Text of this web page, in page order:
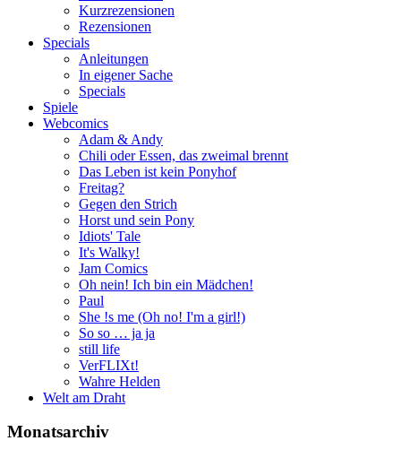
Kurzrezensionen
Rezensionen
Specials
Anleitungen
In eigener Sache
Specials
Spiele
Webcomics
Adam & Andy
Chili oder Essen, das zweimal brennt
Das Leben ist kein Ponyhof
Freitag?
Gegen den Strich
Horst und sein Pony
Idiots' Tale
It's Walky!
Jam Comics
Oh nein! Ich bin ein Mädchen!
Paul
She !s me (Oh no! I'm a girl!)
So so … ja ja
still life
VerFLIXt!
Wahre Helden
Welt am Draht
Monatsarchiv